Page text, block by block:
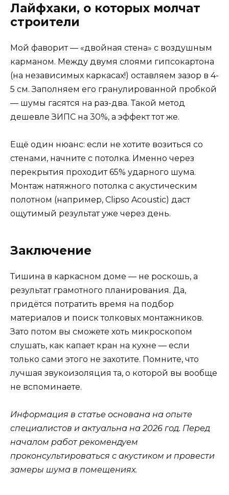
Лайфхаки, о которых молчат
строители
Мой фаворит — «двойная стена» с воздушным
карманом. Между двумя слоями гипсокартона
(на независимых каркасах!) оставляем зазор в 4-
5 см. Заполняем его гранулированной пробкой
— шумы гасятся на раз-два. Такой метод
дешевле ЗИПС на 30%, а эффект тот же.
Ещё один нюанс: если не хотите возиться со
стенами, начните с потолка. Именно через
перекрытия проходит 65% ударного шума.
Монтаж натяжного потолка с акустическим
полотном (например, Clipso Acoustic) даст
ощутимый результат уже через день.
Заключение
Тишина в каркасном доме — не роскошь, а
результат грамотного планирования. Да,
придётся потратить время на подбор
материалов и поиск толковых монтажников.
Зато потом вы сможете хоть микроскопом
слушать, как капает кран на кухне — если
только сами этого не захотите. Помните, что
лучшая звукоизоляция та, о которой вы вообще
не вспоминаете.
Информация в статье основана на опыте
специалистов и актуальна на 2026 год. Перед
началом работ рекомендуем
проконсультироваться с акустиком и провести
замеры шума в помещениях.